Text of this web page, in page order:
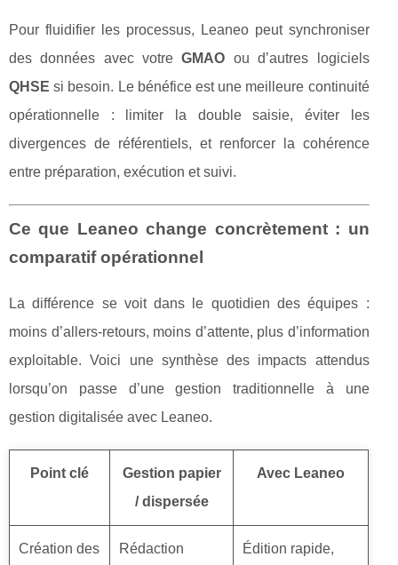
Pour fluidifier les processus, Leaneo peut synchroniser
des données avec votreGMAO ou d’autres logiciels
QHSE si besoin. Le bénéfice est une meilleure continuité
opérationnelle : limiter la double saisie, éviter les
divergences de référentiels, et renforcer la cohérence
entre préparation, exécution et suivi.
Ce que Leaneo change concrètement : un
comparatif opérationnel
La différence se voit dans le quotidien des équipes :
moins d’allers-retours, moins d’attente, plus d’information
exploitable. Voici une synthèse des impacts attendus
lorsqu’on passe d’une gestion traditionnelle à une
gestion digitalisée avec Leaneo.
Point clé
Gestion papier
/ dispersée
Avec Leaneo
Création des
Rédaction
Édition rapide,